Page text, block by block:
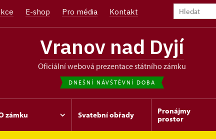
E-shop Pro média Kontakt
Vranov nad Dyjí
oficiální webová prezentace státního zámku
DNEŠNÍ NÁVŠTĚVNÍ DOBA
zámku Svatební obřady
Pronájmy
prostor